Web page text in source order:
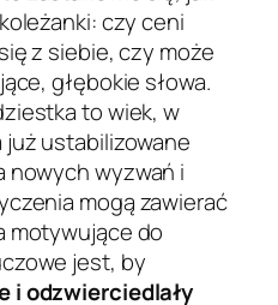
czy ceni
z siebie, czy może
głębokie słowa.
to wiek, w
ustabilizowane
nowych wyzwań i
mogą zawierać
motywujące do
jest, by
i odzwierciedlały